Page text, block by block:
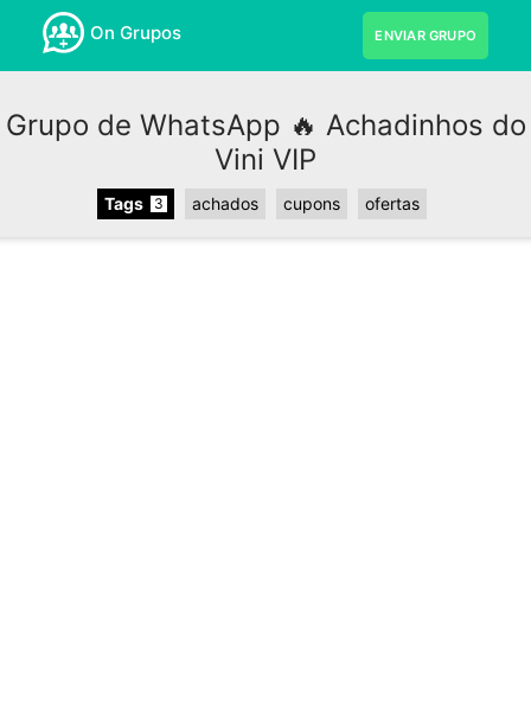
On Grupos ENVIAR GRUPO
Grupo de WhatsApp 🔥 Achadinhos do
Vini VIP
Tags 3 achados cupons ofertas